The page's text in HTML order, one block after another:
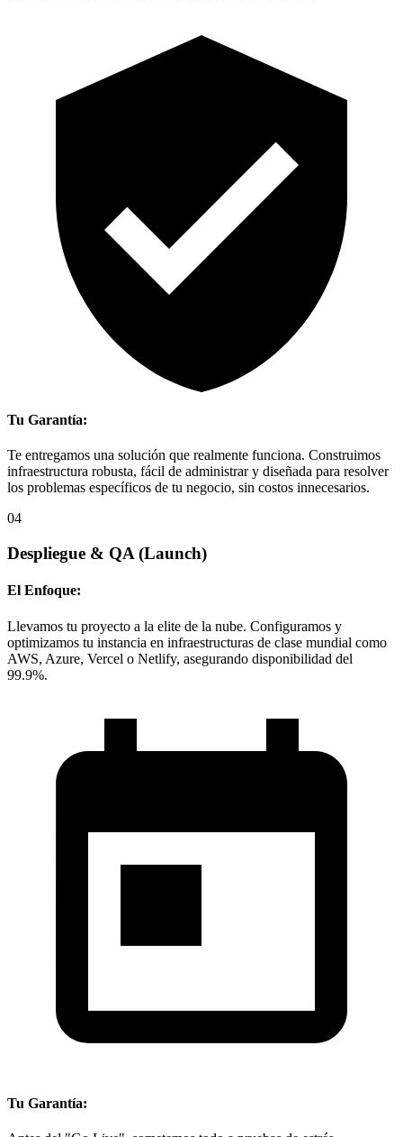
Tu Garantía:
Te entregamos una solución que realmente funciona. Construimos
infraestructura robusta, fácil de administrar y diseñada para resolver
los problemas específicos de tu negocio, sin costos innecesarios.
04
Despliegue & QA (Launch)
El Enfoque:
Llevamos tu proyecto a la elite de la nube. Configuramos y
optimizamos tu instancia en infraestructuras de clase mundial como
AWS, Azure, Vercel o Netlify, asegurando disponibilidad del
99.9%.
Tu Garantía: